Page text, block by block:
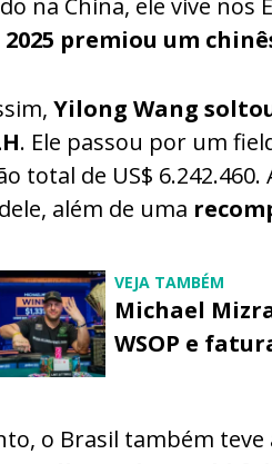
premiou um
Yilong Wang
. Ele passou por um
total de US$
além de uma
VEJA TAMBÉM
Michael
WSOP e
o Brasil também